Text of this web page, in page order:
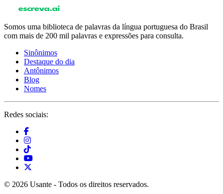
Somos uma biblioteca de palavras da língua portuguesa do Brasil
com mais de 200 mil palavras e expressões para consulta.
Sinônimos
Destaque do dia
Antônimos
Blog
Nomes
Redes sociais:
© 2026 Usante - Todos os direitos reservados.